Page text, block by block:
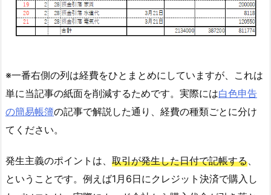
※一番右側の列は経費をひとまとめにしていますが、これは
単に当記事の紙面を削減するためです。実際には白色申告
の簡易帳簿の記事で解説した通り、経費の種類ごとに分け
てください。
発生主義のポイントは、 取引が発生した日付で記帳する、
ということです。例えば1月6日にクレジット決済で購入し